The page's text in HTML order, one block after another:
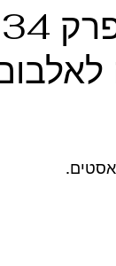
Tour
- ספיישל 60